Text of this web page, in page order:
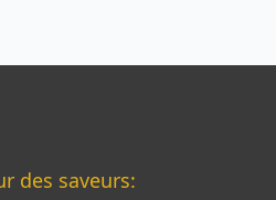
des saveurs: